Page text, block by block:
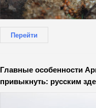
Перейти
Главные особенности
привыкнуть: русским